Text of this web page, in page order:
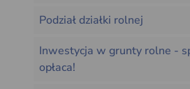
Podział działki rolnej
Inwestycja w grunty rolne -
opłaca!